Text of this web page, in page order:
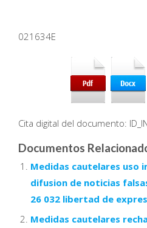
021634E
Cita digital del documento:
Documentos
Medidas cautelares uso
difusion de noticias
26 032 libertad de
Medidas cautelares